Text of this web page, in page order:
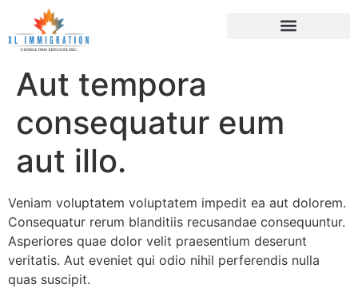
Aut tempora
consequatur eum
aut illo.
Veniam voluptatem voluptatem impedit ea aut dolorem.
Consequatur rerum blanditiis recusandae consequuntur.
Asperiores quae dolor velit praesentium deserunt
veritatis. Aut eveniet qui odio nihil perferendis nulla
quas suscipit.